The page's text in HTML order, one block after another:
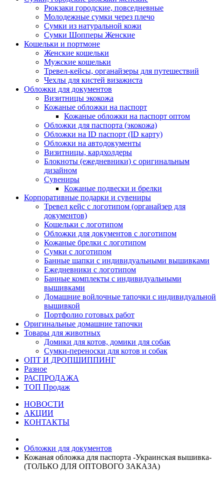
Рюкзаки городские, повседневные
Молодежные сумки через плечо
Сумки из натуральной кожи
Сумки Шопперы Женские
Кошельки и портмоне
Женские кошельки
Мужские кошельки
Тревел-кейсы, органайзеры для путешествий
Чехлы для кистей визажиста
Обложки для документов
Визитницы экокожа
Кожаные обложки на паспорт
Кожаные обложки на паспорт оптом
Обложки для паспорта (экокожа)
Обложки на ID паспорт (ID карту)
Обложки на автодокументы
Визитницы, кардхолдеры
Блокноты (ежедневники) с оригинальным
дизайном
Сувениры
Кожаные подвески и брелки
Корпоративные подарки и сувениры
Тревел кейс с логотипом (органайзер для
документов)
Кошельки с логотипом
Обложки для документов с логотипом
Кожаные брелки с логотипом
Сумки с логотипом
Банные шапки с индивидуальными вышивками
Ежедневники с логотипом
Банные комплекты с индивидуальными
вышивками
Домашние войлочные тапочки с индивидуальной
вышивкой
Портфолио готовых работ
Оригинальные домашние тапочки
Товары для животных
Домики для котов, домики для собак
Сумки-переноски для котов и собак
ОПТ И ДРОПШИППИНГ
Разное
РАСПРОДАЖА
ТОП Продаж
НОВОСТИ
АКЦИИ
КОНТАКТЫ
Обложки для документов
Кожаная обложка для паспорта -Украинская вышивка-
(ТОЛЬКО ДЛЯ ОПТОВОГО ЗАКАЗА)